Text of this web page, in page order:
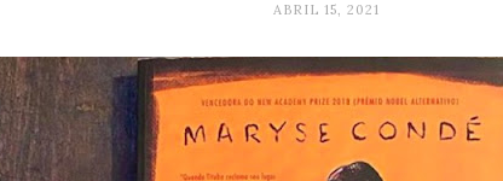
ABRIL 15, 2021